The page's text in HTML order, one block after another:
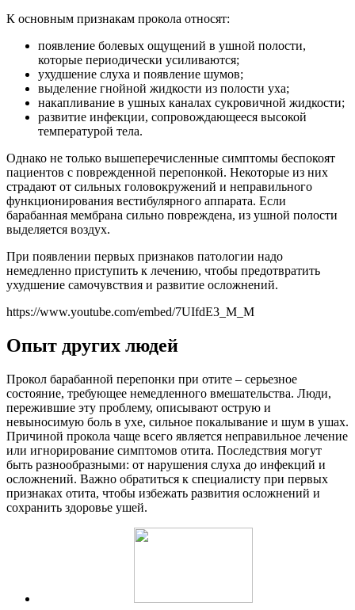
К основным признакам прокола относят:
появление болевых ощущений в ушной полости,
которые периодически усиливаются;
ухудшение слуха и появление шумов;
выделение гнойной жидкости из полости уха;
накапливание в ушных каналах сукровичной жидкости;
развитие инфекции, сопровождающееся высокой
температурой тела.
Однако не только вышеперечисленные симптомы беспокоят
пациентов с поврежденной перепонкой. Некоторые из них
страдают от сильных головокружений и неправильного
функционирования вестибулярного аппарата. Если
барабанная мембрана сильно повреждена, из ушной полости
выделяется воздух.
При появлении первых признаков патологии надо
немедленно приступить к лечению, чтобы предотвратить
ухудшение самочувствия и развитие осложнений.
https://www.youtube.com/embed/7UIfdE3_M_M
Опыт других людей
Прокол барабанной перепонки при отите – серьезное
состояние, требующее немедленного вмешательства. Люди,
пережившие эту проблему, описывают острую и
невыносимую боль в ухе, сильное покалывание и шум в ушах.
Причиной прокола чаще всего является неправильное лечение
или игнорирование симптомов отита. Последствия могут
быть разнообразными: от нарушения слуха до инфекций и
осложнений. Важно обратиться к специалисту при первых
признаках отита, чтобы избежать развития осложнений и
сохранить здоровье ушей.